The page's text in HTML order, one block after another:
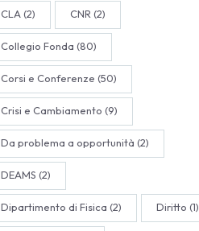
CLA (2) CNR (2)
Collegio Fonda (80)
Corsi e Conferenze (50)
Crisi e Cambiamento (9)
Da problema a opportunità (2)
DEAMS (2)
Dipartimento di Fisica (2) Diritto (1)